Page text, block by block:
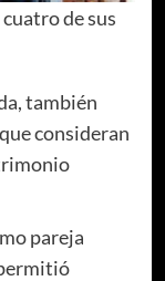
de sus
también
consideran
pareja